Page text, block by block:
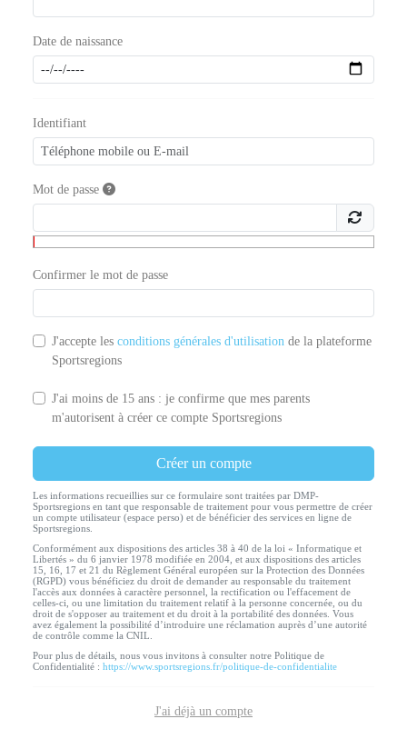
Date de naissance
Identifiant
Mot de passe
Confirmer le mot de passe
J'accepte les conditions générales d'utilisation de la plateforme
Sportsregions
J'ai moins de 15 ans : je confirme que mes parents
m'autorisent à créer ce compte Sportsregions
Créer un compte
Les informations recueillies sur ce formulaire sont traitées par DMP-
Sportsregions en tant que responsable de traitement pour vous permettre de créer
un compte utilisateur (espace perso) et de bénéficier des services en ligne de
Sportsregions.
Conformément aux dispositions des articles 38 à 40 de la loi « Informatique et
Libertés » du 6 janvier 1978 modifiée en 2004, et aux dispositions des articles
15, 16, 17 et 21 du Règlement Général européen sur la Protection des Données
(RGPD) vous bénéficiez du droit de demander au responsable du traitement
l'accès aux données à caractère personnel, la rectification ou l'effacement de
celles-ci, ou une limitation du traitement relatif à la personne concernée, ou du
droit de s'opposer au traitement et du droit à la portabilité des données. Vous
avez également la possibilité d’introduire une réclamation auprès d’une autorité
de contrôle comme la CNIL.
Pour plus de détails, nous vous invitons à consulter notre Politique de
Confidentialité : https://www.sportsregions.fr/politique-de-confidentialite
J'ai déjà un compte